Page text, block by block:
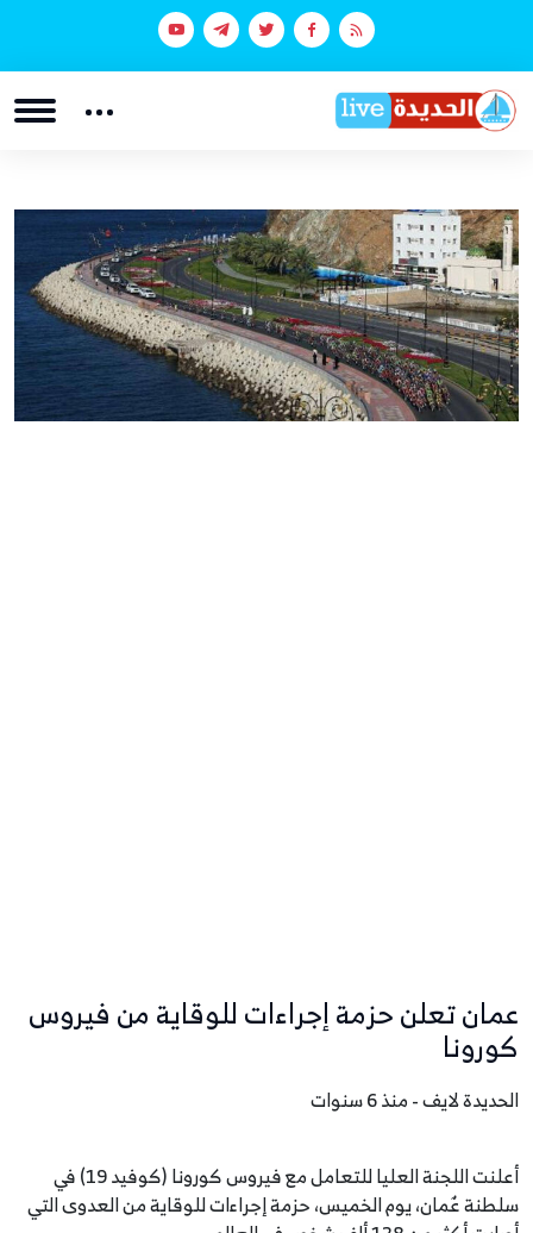
عمان تعلن حزمة إجراءات للوقاية من فيروس
كورونا
الحديدة لايف - منذ 6 سنوات
أعلنت اللجنة العليا للتعامل مع فيروس كورونا (كوفيد 19) في
سلطنة عٌمان، يوم الخميس، حزمة إجراءات للوقاية من العدوى التي